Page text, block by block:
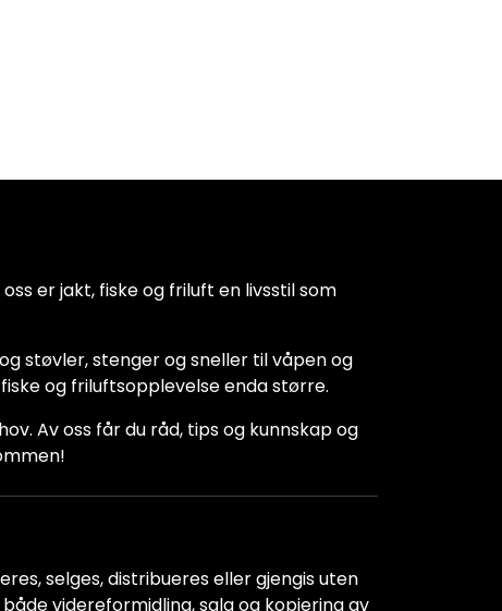
er jakt, fiske og friluft en livsstil som
støvler, stenger og sneller til våpen og
og friluftsopplevelse enda større.
Av oss får du råd, tips og kunnskap og
selges, distribueres eller gjengis uten
videreformidling, salg og kopiering av